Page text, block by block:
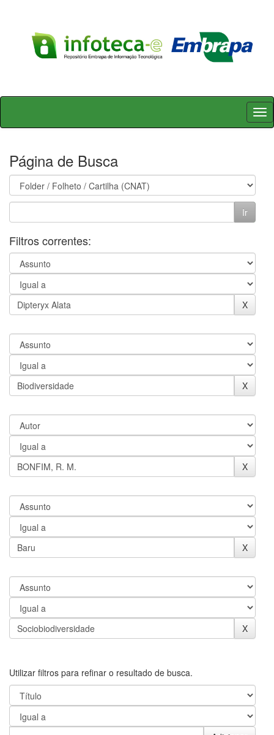
Skip
Página de Busca
Filtros correntes:
Utilizar filtros para refinar o resultado de busca.